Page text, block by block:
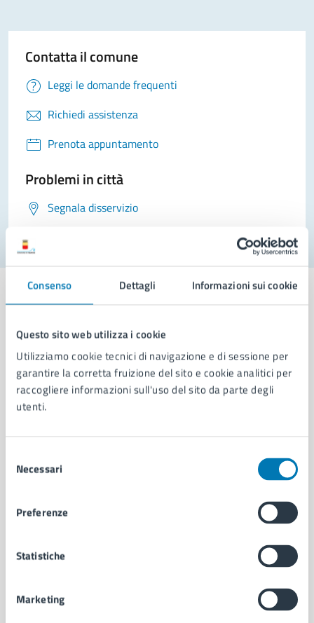
Consenso Dettagli Informazioni sui cookie
Questo sito web utilizza i cookie
Utilizziamo cookie tecnici di navigazione e di sessione per
garantire la corretta fruizione del sito e cookie analitici per
raccogliere informazioni sull'uso del sito da parte degli
utenti.
delNecessari
Preferenze
Statistiche
Marketing
Contatta il comune
Leggi le domande frequenti
Richiedi assistenza
Prenota appuntamento
Problemi in città
Segnala disservizio
Comune di Napoli
AMMINISTRAZIONE
Aree amministrative
Enti e fondazioni
Personale amministrativo
CATEGORIE DI SERVIZIO